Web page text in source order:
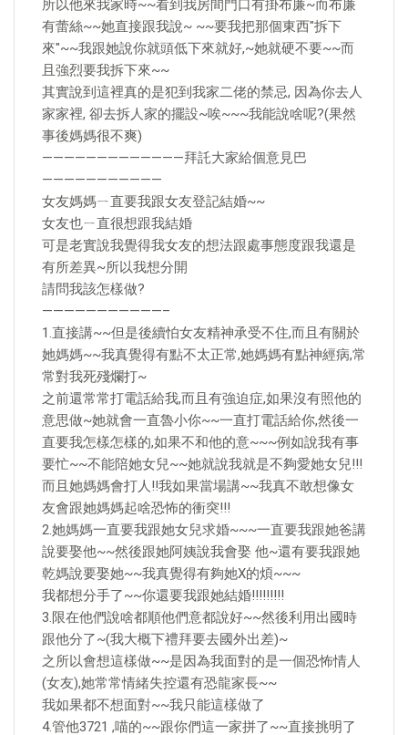
所以他來我家時~~看到我房間門口有掛布廉~而布廉
有蕾絲~~她直接跟我說~ ~~要我把那個東西"拆下
來"~~我跟她說你就頭低下來就好,~她就硬不要~~而
且強烈要我拆下來~~
其實說到這裡真的是犯到我家二佬的禁忌, 因為你去人
家家裡, 卻去拆人家的擺設~唉~~~我能說啥呢?(果然
事後媽媽很不爽)
—————————————拜託大家給個意見巴
———————————
女友媽媽ㄧ直要我跟女友登記結婚~~
女友也ㄧ直很想跟我結婚
可是老實說我覺得我女友的想法跟處事態度跟我還是
有所差異~所以我想分開
請問我該怎樣做?
———————————–
1.直接講~~但是後續怕女友精神承受不住,而且有關於
她媽媽~~我真覺得有點不太正常,她媽媽有點神經病,常
常對我死殘爛打~
之前還常常打電話給我,而且有強迫症,如果沒有照他的
意思做~她就會一直魯小你~~一直打電話給你,然後一
直要我怎樣怎樣的,如果不和他的意~~~例如說我有事
要忙~~不能陪她女兒~~她就說我就是不夠愛她女兒!!!
而且她媽媽會打人!!我如果當場講~~我真不敢想像女
友會跟她媽媽起啥恐怖的衝突!!!
2.她媽媽一直要我跟她女兒求婚~~~一直要我跟她爸講
說要娶他~~然後跟她阿姨說我會娶 他~還有要我跟她
乾媽說要娶她~~我真覺得有夠她X的煩~~~
我都想分手了~~你還要我跟她結婚!!!!!!!!!
3.限在他們說啥都順他們意都說好~~然後利用出國時
跟他分了~(我大概下禮拜要去國外出差)~
之所以會想這樣做~~是因為我面對的是一個恐怖情人
(女友),她常常情緒失控還有恐龍家長~~
我如果都不想面對~~我只能這樣做了
4.管他3721 ,喵的~~跟你們這一家拼了~~直接挑明了